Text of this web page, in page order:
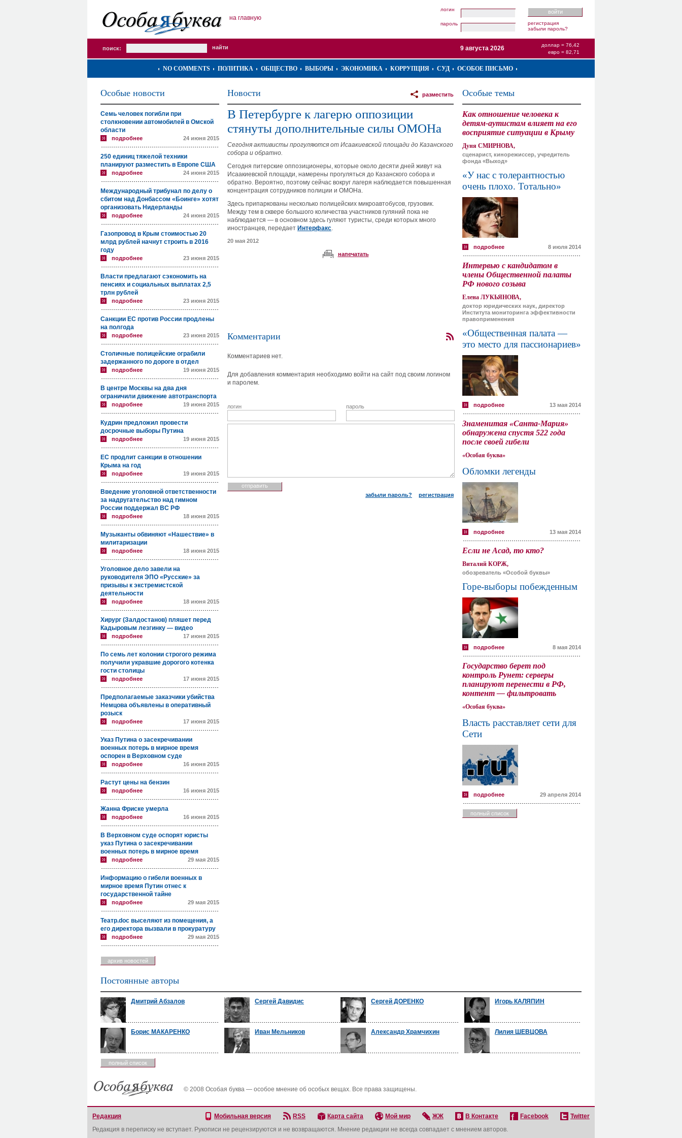
на главную
логин
пароль
регистрация
забыли пароль?
поиск:
доллар = 76,42
евро = 82,71
9 августа 2026
NO COMMENTS ПОЛИТИКА ОБЩЕСТВО ВЫБОРЫ ЭКОНОМИКА КОРРУПЦИЯ СУД ОСОБОЕ ПИСЬМО
Особые новости
Семь человек погибли при
столкновении автомобилей в Омской
области
подробнее 24 июня 2015
250 единиц тяжелой техники
планируют разместить в Европе США
подробнее 24 июня 2015
Международный трибунал по делу о
сбитом над Донбассом «Боинге» хотят
организовать Нидерланды
подробнее 24 июня 2015
Газопровод в Крым стоимостью 20
млрд рублей начнут строить в 2016
году
подробнее 23 июня 2015
Власти предлагают сэкономить на
пенсиях и социальных выплатах 2,5
трлн рублей
подробнее 23 июня 2015
Санкции ЕС против России продлены
на полгода
подробнее 23 июня 2015
Столичные полицейские ограбили
задержанного по дороге в отдел
подробнее 19 июня 2015
В центре Москвы на два дня
ограничили движение автотранспорта
подробнее 19 июня 2015
Кудрин предложил провести
досрочные выборы Путина
подробнее 19 июня 2015
ЕС продлит санкции в отношении
Крыма на год
подробнее 19 июня 2015
Введение уголовной ответственности
за надругательство над гимном
России поддержал ВС РФ
подробнее 18 июня 2015
Музыканты обвиняют «Нашествие» в
милитаризации
подробнее 18 июня 2015
Уголовное дело завели на
руководителя ЭПО «Русские» за
призывы к экстремистской
деятельности
подробнее 18 июня 2015
Хирург (Залдостанов) пляшет перед
Кадыровым лезгинку — видео
подробнее 17 июня 2015
По семь лет колонии строгого режима
получили укравшие дорогого котенка
гости столицы
подробнее 17 июня 2015
Предполагаемые заказчики убийства
Немцова объявлены в оперативный
розыск
подробнее 17 июня 2015
Указ Путина о засекречивании
военных потерь в мирное время
оспорен в Верховном суде
подробнее 16 июня 2015
Растут цены на бензин
подробнее 16 июня 2015
Жанна Фриске умерла
подробнее 16 июня 2015
В Верховном суде оспорят юристы
указ Путина о засекречивании
военных потерь в мирное время
подробнее 29 мая 2015
Информацию о гибели военных в
мирное время Путин отнес к
государственной тайне
подробнее 29 мая 2015
Театр.doc выселяют из помещения, а
его директора вызвали в прокуратуру
подробнее 29 мая 2015
архив новостей
Новости разместить
В Петербурге к лагерю оппозиции
стянуты дополнительные силы ОМОНа
Сегодня активисты прогуляются от Исаакиевской площади до Казанского
собора и обратно.
Сегодня питерские оппозиционеры, которые около десяти дней живут на
Исаакиевской площади, намерены прогуляться до Казанского собора и
обратно. Вероятно, поэтому сейчас вокруг лагеря наблюдается повышенная
концентрация сотрудников полиции и ОМОНа.
Здесь припаркованы несколько полицейских микроавтобусов, грузовик.
Между тем в сквере большого количества участников гуляний пока не
наблюдается — в основном здесь гуляют туристы, среди которых много
иностранцев, передает Интерфакс.
20 мая 2012
напечатать
Комментарии
Комментариев нет.
Для добавления комментария необходимо войти на сайт под своим логином
и паролем.
логин пароль
забыли пароль? регистрация
Особые темы
Как отношение человека к
детям-аутистам влияет на его
восприятие ситуации в Крыму
Дуня СМИРНОВА,
сценарист, кинорежиссер, учредитель
фонда «Выход»
«У нас с толерантностью
очень плохо. Тотально»
подробнее 8 июля 2014
Интервью с кандидатом в
члены Общественной палаты
РФ нового созыва
Елена ЛУКЬЯНОВА,
доктор юридических наук, директор
Института мониторинга эффективности
правоприменения
«Общественная палата —
это место для пассионариев»
подробнее 13 мая 2014
Знаменитая «Санта-Мария»
обнаружена спустя 522 года
после своей гибели
«Особая буква»
Обломки легенды
подробнее 13 мая 2014
Если не Асад, то кто?
Виталий КОРЖ,
обозреватель «Особой буквы»
Горе-выборы побежденным
подробнее 8 мая 2014
Государство берет под
контроль Рунет: серверы
планируют перенести в РФ,
контент — фильтровать
«Особая буква»
Власть расставляет сети для
Сети
подробнее 29 апреля 2014
полный список
Постоянные авторы
Дмитрий Абзалов Сергей Давидис Сергей ДОРЕНКО Игорь КАЛЯПИН
Борис МАКАРЕНКО Иван Мельников Александр Храмчихин Лилия ШЕВЦОВА
полный список
© 2008 Особая буква — особое мнение об особых вещах. Все права защищены.
Редакция Мобильная версия RSS Карта сайта Мой мир ЖЖ В Контакте Facebook
Twitter
Редакция в переписку не вступает. Рукописи не рецензируются и не возвращаются. Мнение редакции не всегда совпадает с мнением авторов.